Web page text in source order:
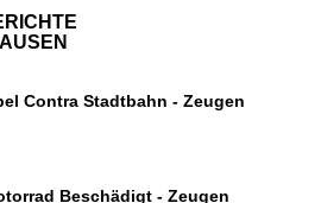
Contra Stadtbahn - Zeugen
Beschädigt - Zeugen